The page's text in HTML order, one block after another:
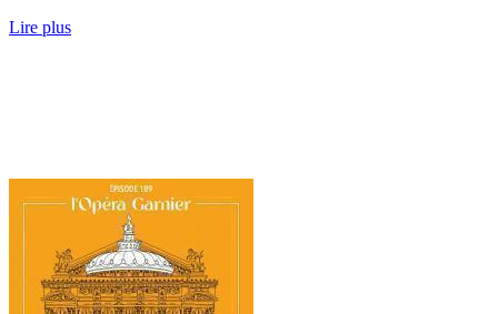
Lire plus